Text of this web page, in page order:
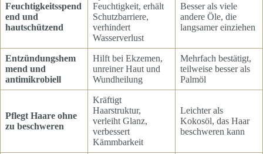
Feuchtigkeitsspend
end und
hautschützend
Feuchtigkeit, erhält
Schutzbarriere,
verhindert
Wasserverlust
Besser als viele
andere Öle, die
langsamer einziehen
Entzündungshem
mend und
antimikrobiell
Hilft bei Ekzemen,
unreiner Haut und
Wundheilung
Mehrfach bestätigt,
teilweise besser als
Palmöl
Pflegt Haare ohne
zu beschweren
Kräftigt
Haarstruktur,
verleiht Glanz,
verbessert
Kämmbarkeit
Leichter als
Kokosöl, das Haar
beschweren kann